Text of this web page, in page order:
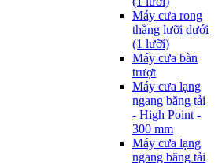
Máy cưa rong
thẳng lưỡi dưới
(1 lưỡi)
Máy cưa bàn
trượt
Máy cưa lạng
ngang băng tải
- High Point -
300 mm
Máy cưa lạng
ngang băng tải